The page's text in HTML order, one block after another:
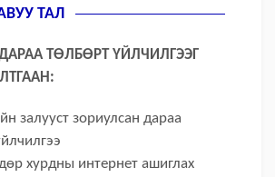
ТАЛ
ТӨЛБӨРТ ҮЙЛЧИЛГЭЭГ
залууст зориулсан дараа
хурдны интернет ашиглах